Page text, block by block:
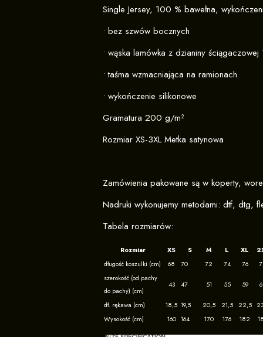
Single Jersey, 100 % bawełna,
• bez szwów bocznych
• wąska lamówka z dzianiny
• taśma wzmacniająca na ramionach
• wykończenie silikonowe
Gramatura 200 g/m²
Rozmiar XS-3XL Metka satynowa
Zamówienia pakowane są w koperty,
Nadruki wykonujemy metodami: dtf, dtg,
Tabela rozmiarów:
Rozmiar XS S M L XL
długość koszulki (cm)
68 70 72 74 76
szerokość (od pachy
do pachy) (cm)
43 47 51 55 59
dł. rękawa (cm) 18,5 19,5 20,5 21,5 22,5
Wysokość (cm)
160 164 170 176 182